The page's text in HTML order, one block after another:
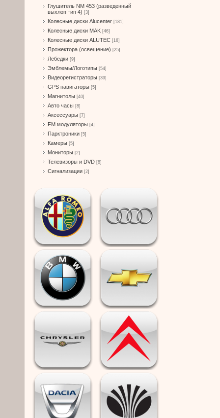
Глушитель NM 453 (разведенный
выхлоп тип 4) [3]
Колесные диски Alucenter [181]
Колесные диски MAK [46]
Колесные диски ALUTEC [18]
Прожектора (освещение) [25]
Лебедки [9]
Эмблемы/Логотипы [54]
Видеорегистраторы [39]
GPS навигаторы [5]
Магнитолы [40]
Авто часы [8]
Аксессуары [7]
FM модуляторы [4]
Парктроники [5]
Камеры [5]
Мониторы [2]
Телевизоры и DVD [8]
Сигнализации [2]